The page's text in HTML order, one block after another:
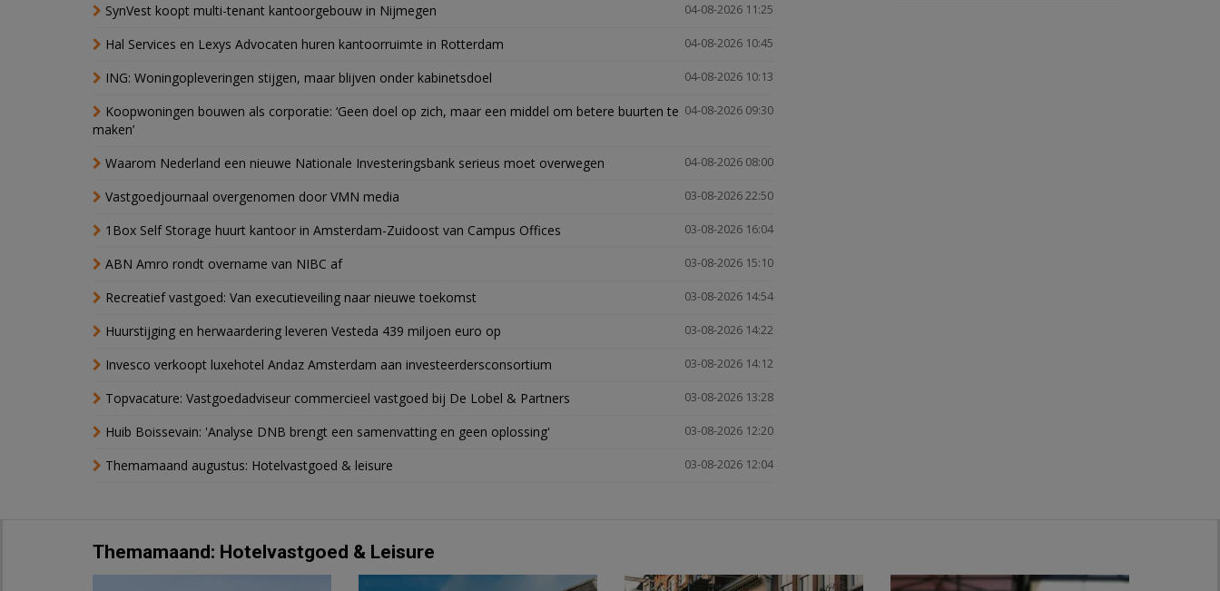
04-08-2026 11:25
SynVest koopt multi-tenant kantoorgebouw in Nijmegen
04-08-2026 10:45
Hal Services en Lexys Advocaten huren kantoorruimte in Rotterdam
04-08-2026 10:13
ING: Woningopleveringen stijgen, maar blijven onder kabinetsdoel
04-08-2026 09:30
Koopwoningen bouwen als corporatie: ‘Geen doel op zich, maar een middel om betere buurten te
maken’
04-08-2026 08:00
Waarom Nederland een nieuwe Nationale Investeringsbank serieus moet overwegen
03-08-2026 22:50
Vastgoedjournaal overgenomen door VMN media
03-08-2026 16:04
1Box Self Storage huurt kantoor in Amsterdam-Zuidoost van Campus Offices
03-08-2026 15:10
ABN Amro rondt overname van NIBC af
03-08-2026 14:54
Recreatief vastgoed: Van executieveiling naar nieuwe toekomst
03-08-2026 14:22
Huurstijging en herwaardering leveren Vesteda 439 miljoen euro op
03-08-2026 14:12
Invesco verkoopt luxehotel Andaz Amsterdam aan investeerdersconsortium
03-08-2026 13:28
Topvacature: Vastgoedadviseur commercieel vastgoed bij De Lobel & Partners
03-08-2026 12:20
Huib Boissevain: 'Analyse DNB brengt een samenvatting en geen oplossing'
03-08-2026 12:04
Themamaand augustus: Hotelvastgoed & leisure
Themamaand: Hotelvastgoed & Leisure